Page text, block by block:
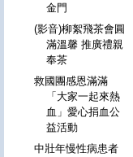
金門
(影音)柳絮飛茶會圓
滿溫馨 推廣禮親
奉茶
救國團感恩滿滿
「大家一起來熱
血」愛心捐血公
益活動
中壯年慢性病患者